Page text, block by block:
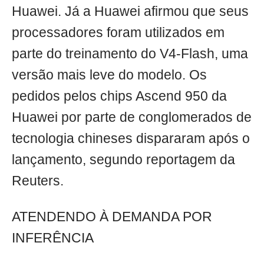
Huawei. Já a Huawei afirmou que seus
processadores foram utilizados em
parte do treinamento do V4-Flash, uma
versão mais leve do modelo. Os
pedidos pelos chips Ascend 950 da
Huawei por parte de conglomerados de
tecnologia chineses dispararam após o
lançamento, segundo reportagem da
Reuters.
ATENDENDO À DEMANDA POR
INFERÊNCIA